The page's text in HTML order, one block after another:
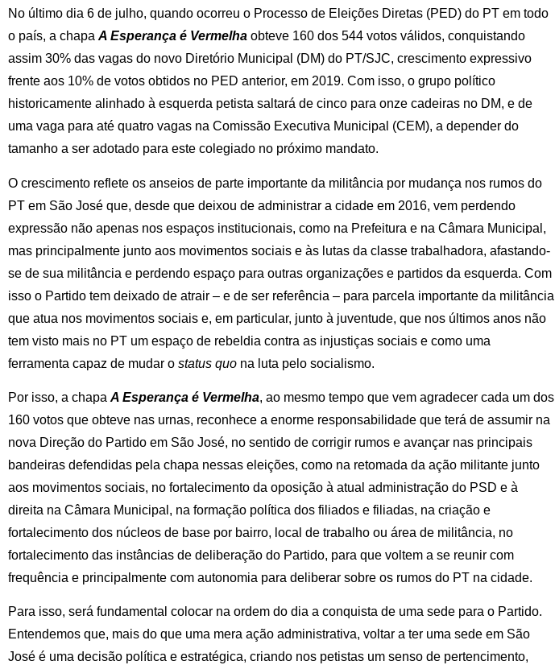
No último dia 6 de julho, quando ocorreu o Processo de Eleições Diretas (PED) do PT em todo
o país, a chapa A Esperança é Vermelha obteve 160 dos 544 votos válidos, conquistando
assim 30% das vagas do novo Diretório Municipal (DM) do PT/SJC, crescimento expressivo
frente aos 10% de votos obtidos no PED anterior, em 2019. Com isso, o grupo político
historicamente alinhado à esquerda petista saltará de cinco para onze cadeiras no DM, e de
uma vaga para até quatro vagas na Comissão Executiva Municipal (CEM), a depender do
tamanho a ser adotado para este colegiado no próximo mandato.
O crescimento reflete os anseios de parte importante da militância por mudança nos rumos do
PT em São José que, desde que deixou de administrar a cidade em 2016, vem perdendo
expressão não apenas nos espaços institucionais, como na Prefeitura e na Câmara Municipal,
mas principalmente junto aos movimentos sociais e às lutas da classe trabalhadora, afastando-
se de sua militância e perdendo espaço para outras organizações e partidos da esquerda. Com
isso o Partido tem deixado de atrair – e de ser referência – para parcela importante da militância
que atua nos movimentos sociais e, em particular, junto à juventude, que nos últimos anos não
tem visto mais no PT um espaço de rebeldia contra as injustiças sociais e como uma
ferramenta capaz de mudar o status quo na luta pelo socialismo.
Por isso, a chapa A Esperança é Vermelha, ao mesmo tempo que vem agradecer cada um dos
160 votos que obteve nas urnas, reconhece a enorme responsabilidade que terá de assumir na
nova Direção do Partido em São José, no sentido de corrigir rumos e avançar nas principais
bandeiras defendidas pela chapa nessas eleições, como na retomada da ação militante junto
aos movimentos sociais, no fortalecimento da oposição à atual administração do PSD e à
direita na Câmara Municipal, na formação política dos filiados e filiadas, na criação e
fortalecimento dos núcleos de base por bairro, local de trabalho ou área de militância, no
fortalecimento das instâncias de deliberação do Partido, para que voltem a se reunir com
frequência e principalmente com autonomia para deliberar sobre os rumos do PT na cidade.
Para isso, será fundamental colocar na ordem do dia a conquista de uma sede para o Partido.
Entendemos que, mais do que uma mera ação administrativa, voltar a ter uma sede em São
José é uma decisão política e estratégica, criando nos petistas um senso de pertencimento,